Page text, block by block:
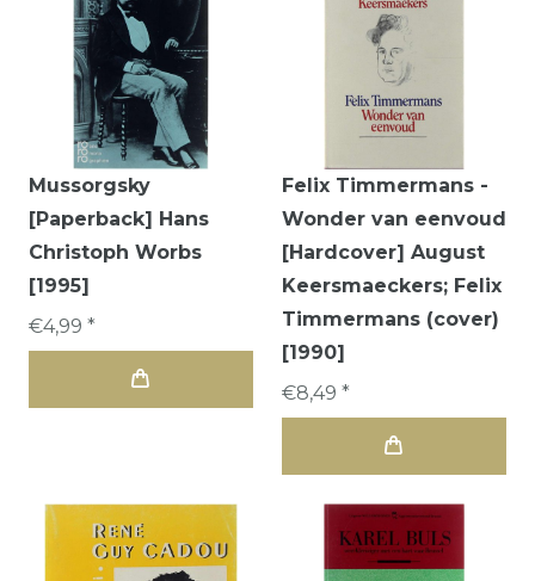
Mussorgsky
[Paperback] Hans
Christoph Worbs
[1995]
€4,99 *
Felix Timmermans -
Wonder van eenvoud
[Hardcover] August
Keersmaeckers; Felix
Timmermans (cover)
[1990]
€8,49 *